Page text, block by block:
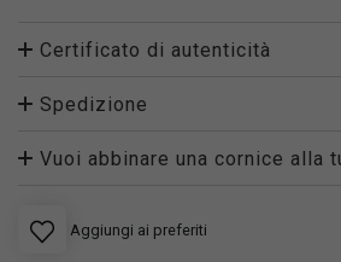
Certificato di autenticità
Spedizione
Vuoi abbinare una cornice alla
Aggiungi ai preferiti